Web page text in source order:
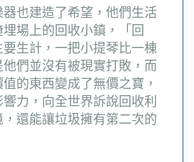
也建造了希望，他們生活
場上的回收小鎮，「回
生計，一把小提琴比一棟
們並沒有被現實打敗，而
的東西變成了無價之寶，
力，向全世界訴說回收利
還能讓垃圾擁有第二次的